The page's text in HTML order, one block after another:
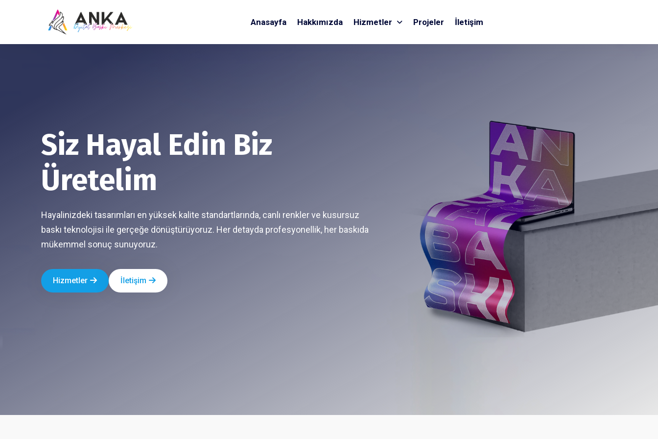
Anasayfa Hakkımızda Hizmetler Projeler İletişim
Siz Hayal Edin Biz
Üretelim
Hayalinizdeki tasarımları en yüksek kalite standartlarında, canlı renkler ve kusursuz
baskı teknolojisi ile gerçeğe dönüştürüyoruz. Her detayda profesyonellik, her baskıda
mükemmel sonuç sunuyoruz.
Hizmetler İletişim